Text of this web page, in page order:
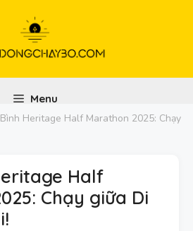
Menu
Heritage Half Marathon 2025: Chạy
Half
Chạy giữa Di